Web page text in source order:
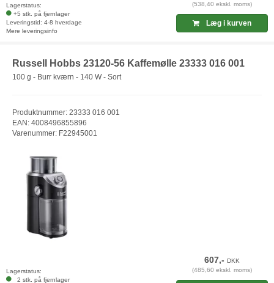
Lagerstatus:
+5 stk. på fjernlager
Leveringstid: 4-8 hverdage
Mere leveringsinfo
(538,40 ekskl. moms)
Læg i kurven
Russell Hobbs 23120-56 Kaffemølle 23333 016 001
100 g - Burr kværn - 140 W - Sort
Produktnummer: 23333 016 001
EAN: 4008496855896
Varenummer: F22945001
Lagerstatus:
2 stk. på fjernlager
607,-DKK
(485,60 ekskl. moms)